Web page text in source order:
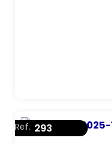
Ref. 293